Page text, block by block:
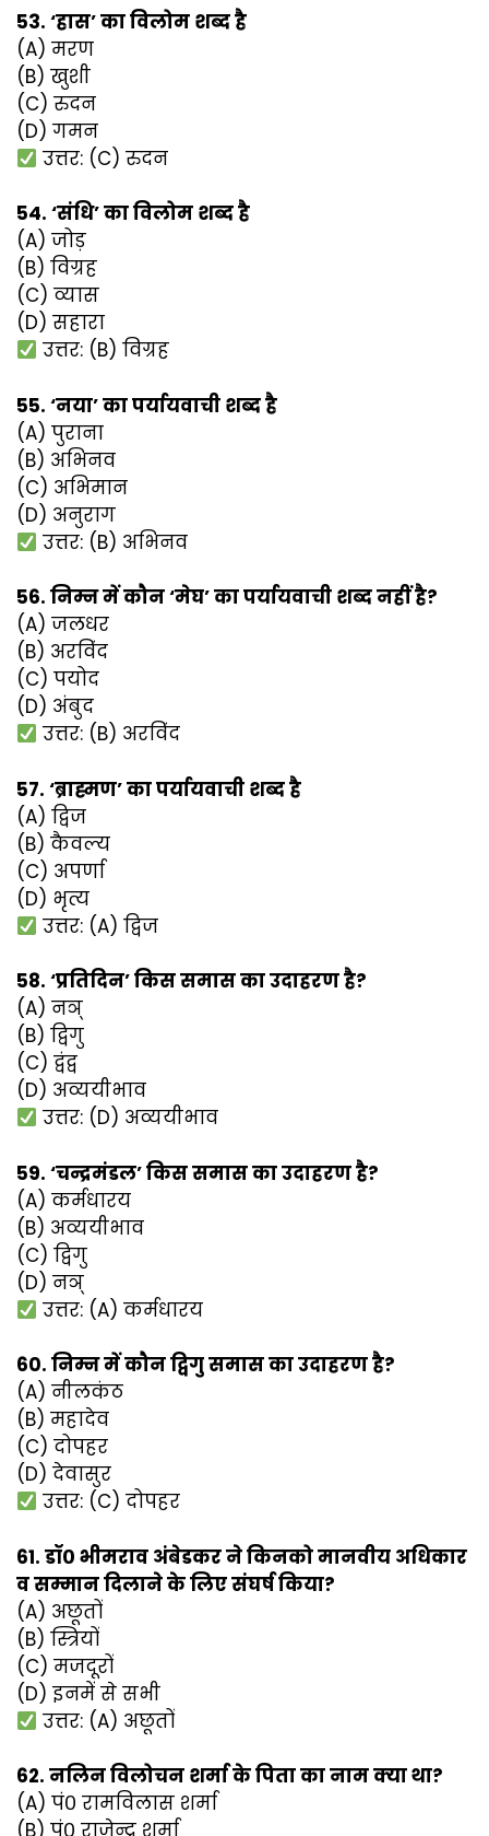
53. ‘हास’ का विलोम शब्द है
(A) मरण
(B) खुशी
(C) रुदन
(D) गमन
उत्तर: (C) रुदन
54. ‘संधि’ का विलोम शब्द है
(A) जोड़
(B) विग्रह
(C) व्यास
(D) सहारा
उत्तर: (B) विग्रह
55. ‘नया’ का पर्यायवाची शब्द है
(A) पुराना
(B) अभिनव
(C) अभिमान
(D) अनुराग
उत्तर: (B) अभिनव
56. निम्न में कौन ‘मेघ’ का पर्यायवाची शब्द नहीं है?
(A) जलधर
(B) अरविंद
(C) पयोद
(D) अंबुद
उत्तर: (B) अरविंद
57. ‘ब्राह्मण’ का पर्यायवाची शब्द है
(A) द्विज
(B) कैवल्य
(C) अपर्णा
(D) भृत्य
उत्तर: (A) द्विज
58. ‘प्रतिदिन’ किस समास का उदाहरण है?
(A) नञ्
(B) द्विगु
(C) द्वंद्व
(D) अव्ययीभाव
उत्तर: (D) अव्ययीभाव
59. ‘चन्द्रमंडल’ किस समास का उदाहरण है?
(A) कर्मधारय
(B) अव्ययीभाव
(C) द्विगु
(D) नञ्
उत्तर: (A) कर्मधारय
60. निम्न में कौन द्विगु समास का उदाहरण है?
(A) नीलकंठ
(B) महादेव
(C) दोपहर
(D) देवासुर
उत्तर: (C) दोपहर
61. डॉ० भीमराव अंबेडकर ने किनको मानवीय अधिकार
व सम्मान दिलाने के लिए संघर्ष किया?
(A) अछूतों
(B) स्त्रियों
(C) मजदूरों
(D) इनमें से सभी
उत्तर: (A) अछूतों
62. नलिन विलोचन शर्मा के पिता का नाम क्या था?
(A) पं० रामविलास शर्मा